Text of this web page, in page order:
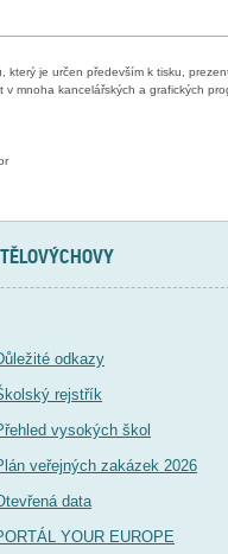
je určen především k tisku,
v mnoha kancelářských a grafických
odkazy
rejstřík
vysokých škol
veřejných zakázek 2026
data
YOUR EUROPE